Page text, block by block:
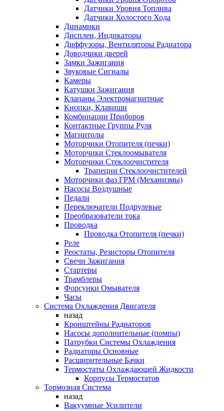
Датчики Уровня Топлива
Датчики Холостого Хода
Динамики
Дисплеи, Индикаторы
Диффузоры, Вентиляторы Радиатора
Доводчики дверей
Замки Зажигания
Звуковые Сигналы
Камеры
Катушки Зажигания
Клапаны Электромагнитные
Кнопки, Клавиши
Комбинации Приборов
Контактные Группы Руля
Магнитолы
Моторчики Отопителя (печки)
Моторчики Стеклоомывателя
Моторчики Стеклоочистителя
Трапеции Стеклоочистителей
Моторчики фаз ГРМ (Механизмы)
Насосы Воздушные
Педали
Переключатели Подрулевые
Преобразователи тока
Проводка
Проводка Отопителя (печки)
Реле
Реостаты, Резисторы Отопителя
Свечи Зажигания
Стартеры
Трамблеры
Форсунки Омывателя
Часы
Система Охлаждения Двигателя
назад
Кронштейны Радиаторов
Насосы дополнительные (помпы)
Патрубки Системы Охлаждения
Радиаторы Основные
Расширительные Бачки
Термостаты Охлаждающей Жидкости
Корпусы Термостатов
Тормозная Система
назад
Вакуумные Усилители